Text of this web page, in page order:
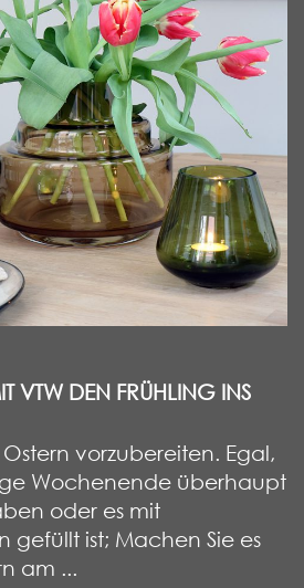
VTW DEN FRÜHLING INS
Ostern vorzubereiten. Egal,
Wochenende überhaupt
oder es mit
gefüllt ist; Machen Sie es
am ...